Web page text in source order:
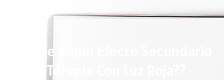
¿Existe Algún Efecto Secundario
De La Terapia Con Luz Roja??